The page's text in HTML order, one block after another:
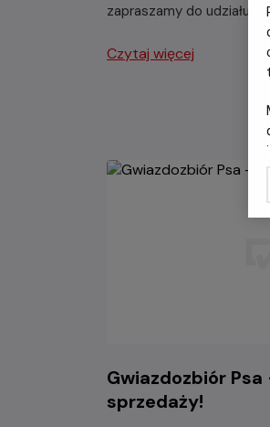
zapraszamy do udziału
Czytaj więcej
Gwiazdozbiór
sprzedaży!